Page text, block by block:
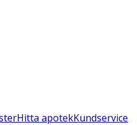
Hitta apotekKundservice